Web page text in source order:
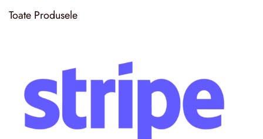
Toate Produsele